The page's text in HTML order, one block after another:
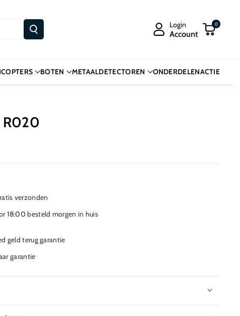
Login
Account
0
BOTEN METAALDETECTOREN ONDERDELENACTIE
R020
verzonden
18:00 besteld morgen in huis
geld terug garantie
garantie